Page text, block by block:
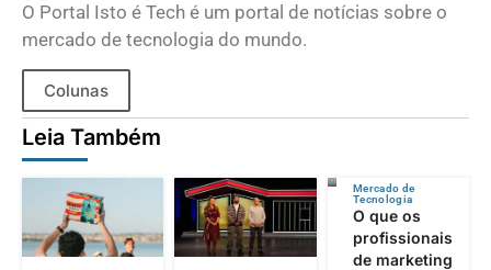
O Portal Isto é Tech é um portal de notícias sobre o
mercado de tecnologia do mundo.
Colunas
Leia Também
Mercado de
Tecnologia
O que os
profissionais
de marketing